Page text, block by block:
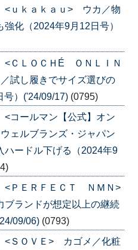
<ｕｋａｋａｕ> ウカ／物
化（2024年9月12日号）
<ＣＬＯＣＨÉ ＯＮＬＩＮ
試し履きでサイズ選びの
号）('24/09/17) (0795)
コールマン【公式】オン
ェルブランズ・ジャパン
ハードル下げる（2024年9
<ＰＥＲＦＥＣＴ ＮＭＮ>
ランドが想定以上の継続
09/06) (0793)
<ＳＯＶＥ> カゴメ／化粧